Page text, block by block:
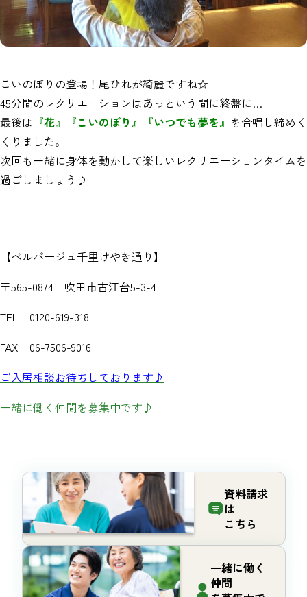
こいのぼりの登場！尾ひれが綺麗ですね☆
45分間のレクリエーションはあっという間に終盤に…
最後は 『花』『こいのぼり』『いつでも夢を』 を合唱し締めく
くりました。
次回も一緒に身体を動かして楽しいレクリエーションタイムを
過ごしましょう♪
【ベルパージュ千里けやき通り】
〒565-0874 吹田市古江台5-3-4
TEL 0120-619-318
FAX 06-7506-9016
ご入居相談お待ちしております♪
一緒に働く仲間を募集中です♪
資料請求
は
こちら
一緒に働く
仲間